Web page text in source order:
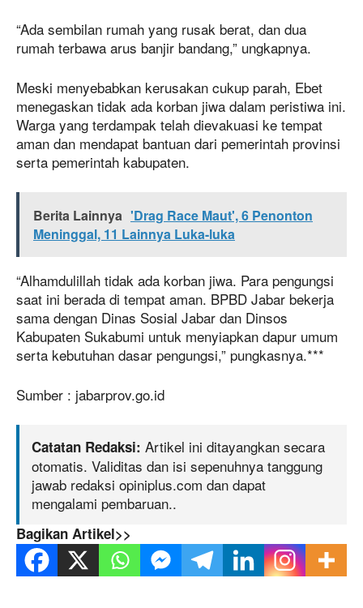
“Ada sembilan rumah yang rusak berat, dan dua
rumah terbawa arus banjir bandang,” ungkapnya.
Meski menyebabkan kerusakan cukup parah, Ebet
menegaskan tidak ada korban jiwa dalam peristiwa ini.
Warga yang terdampak telah dievakuasi ke tempat
aman dan mendapat bantuan dari pemerintah provinsi
serta pemerintah kabupaten.
Berita Lainnya 'Drag Race Maut', 6 Penonton
Meninggal, 11 Lainnya Luka-luka
“Alhamdulillah tidak ada korban jiwa. Para pengungsi
saat ini berada di tempat aman. BPBD Jabar bekerja
sama dengan Dinas Sosial Jabar dan Dinsos
Kabupaten Sukabumi untuk menyiapkan dapur umum
serta kebutuhan dasar pengungsi,” pungkasnya.***
Sumber : jabarprov.go.id
Catatan Redaksi: Artikel ini ditayangkan secara
otomatis. Validitas dan isi sepenuhnya tanggung
jawab redaksi opiniplus.com dan dapat
mengalami pembaruan..
Bagikan Artikel>>